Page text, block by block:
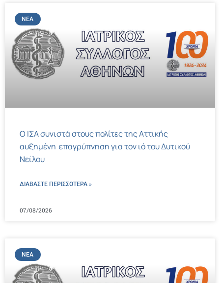
ΝΈΑ
Ο ΙΣΑ συνιστά στους πολίτες της Αττικής
αυξημένη επαγρύπνηση για τον ιό του Δυτικού
Νείλου
ΔΙΑΒΑΣΤΕ ΠΕΡΙΣΣΌΤΕΡΑ »
07/08/2026
ΝΈΑ